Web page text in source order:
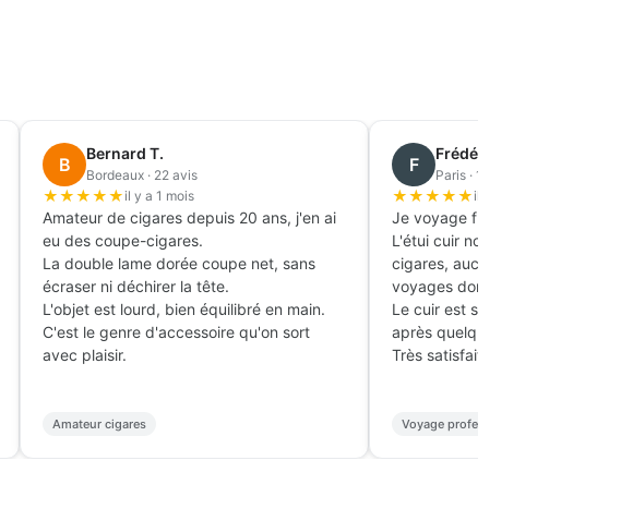
B
Bernard T.
Bordeaux · 22 avis
★★★★★ il y a 1 mois
Amateur de cigares depuis 20 ans, j'en ai
eu des coupe-cigares.
La double lame dorée coupe net, sans
écraser ni déchirer la tête.
L'objet est lourd, bien équilibré en main.
C'est le genre d'accessoire qu'on sort
avec plaisir.
Amateur cigares
F
Frédéric B.
Paris · 11 avis
★★★★★ il y a 1 mois
Je voyage fréquemment pour le
L'étui cuir noir protège
cigares, aucun ne s'est abîmé en
voyages dont deux longs
Le cuir est solide et s'est joliment
après quelques semaines.
Très satisfait.
Voyage professionnel